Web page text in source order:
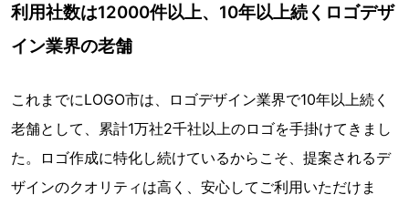
利用社数は12000件以上、10年以上続くロゴデザ
イン業界の老舗
これまでにLOGO市は、ロゴデザイン業界で10年以上続く
老舗として、累計1万社2千社以上のロゴを手掛けてきまし
た。ロゴ作成に特化し続けているからこそ、提案されるデ
ザインのクオリティは高く、安心してご利用いただけま